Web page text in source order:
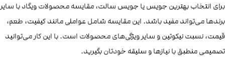
برای انتخاب بهترین جویس یا جویس سالت، مقایسه محصولات ویگاد با سایر
برندها می‌تواند مفید باشد. این مقایسه شامل عواملی مانند کیفیت، طعم،
قیمت، نسبت نیکوتین و سایر ویژگی‌های محصولات است. با این کار می‌توانید
تصمیمی منطبق با نیازها و سلیقه خودتان بگیرید.